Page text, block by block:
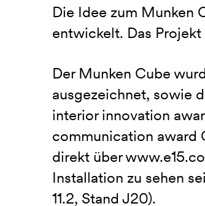
Die Idee zum Munken
entwickelt. Das
Der Munken Cube
ausgezeichnet, sowie
interior innovation
communication award
direkt über
Installation zu sehen
11.2, Stand J20).